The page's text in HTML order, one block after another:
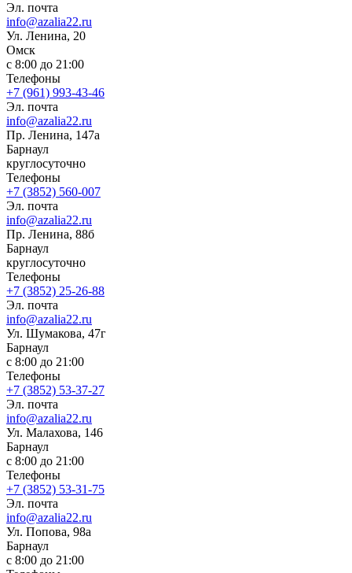
Эл. почта
info@azalia22.ru
Ул. Ленина, 20
Омск
с 8:00 до 21:00
Телефоны
+7 (961) 993-43-46
Эл. почта
info@azalia22.ru
Пр. Ленина, 147а
Барнаул
круглосуточно
Телефоны
+7 (3852) 560-007
Эл. почта
info@azalia22.ru
Пр. Ленина, 88б
Барнаул
круглосуточно
Телефоны
+7 (3852) 25-26-88
Эл. почта
info@azalia22.ru
Ул. Шумакова, 47г
Барнаул
с 8:00 до 21:00
Телефоны
+7 (3852) 53-37-27
Эл. почта
info@azalia22.ru
Ул. Малахова, 146
Барнаул
с 8:00 до 21:00
Телефоны
+7 (3852) 53-31-75
Эл. почта
info@azalia22.ru
Ул. Попова, 98а
Барнаул
с 8:00 до 21:00